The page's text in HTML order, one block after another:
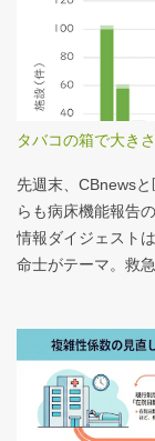
タバコの箱で大き
先週末、CBnews
らも病床機能報告
情報ダイジェスト
命士がテーマ。救
は、医業情報ダイ
分析結果の一例は
基に作成 ※救急救
計。人数が0人の